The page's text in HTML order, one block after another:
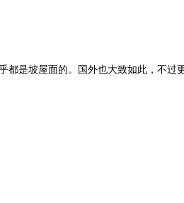
是坡屋面的。国外也大致如此，不过